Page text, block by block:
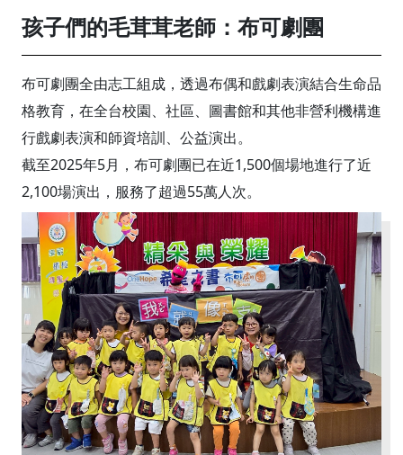
孩子們的毛茸茸老師：布可劇團
布可劇團全由志工組成，透過布偶和戲劇表演結合生命品
格教育，在全台校園、社區、圖書館和其他非營利機構進
行戲劇表演和師資培訓、公益演出。
截至2025年5月，布可劇團已在近1,500個場地進行了近
2,100場演出，服務了超過55萬人次。